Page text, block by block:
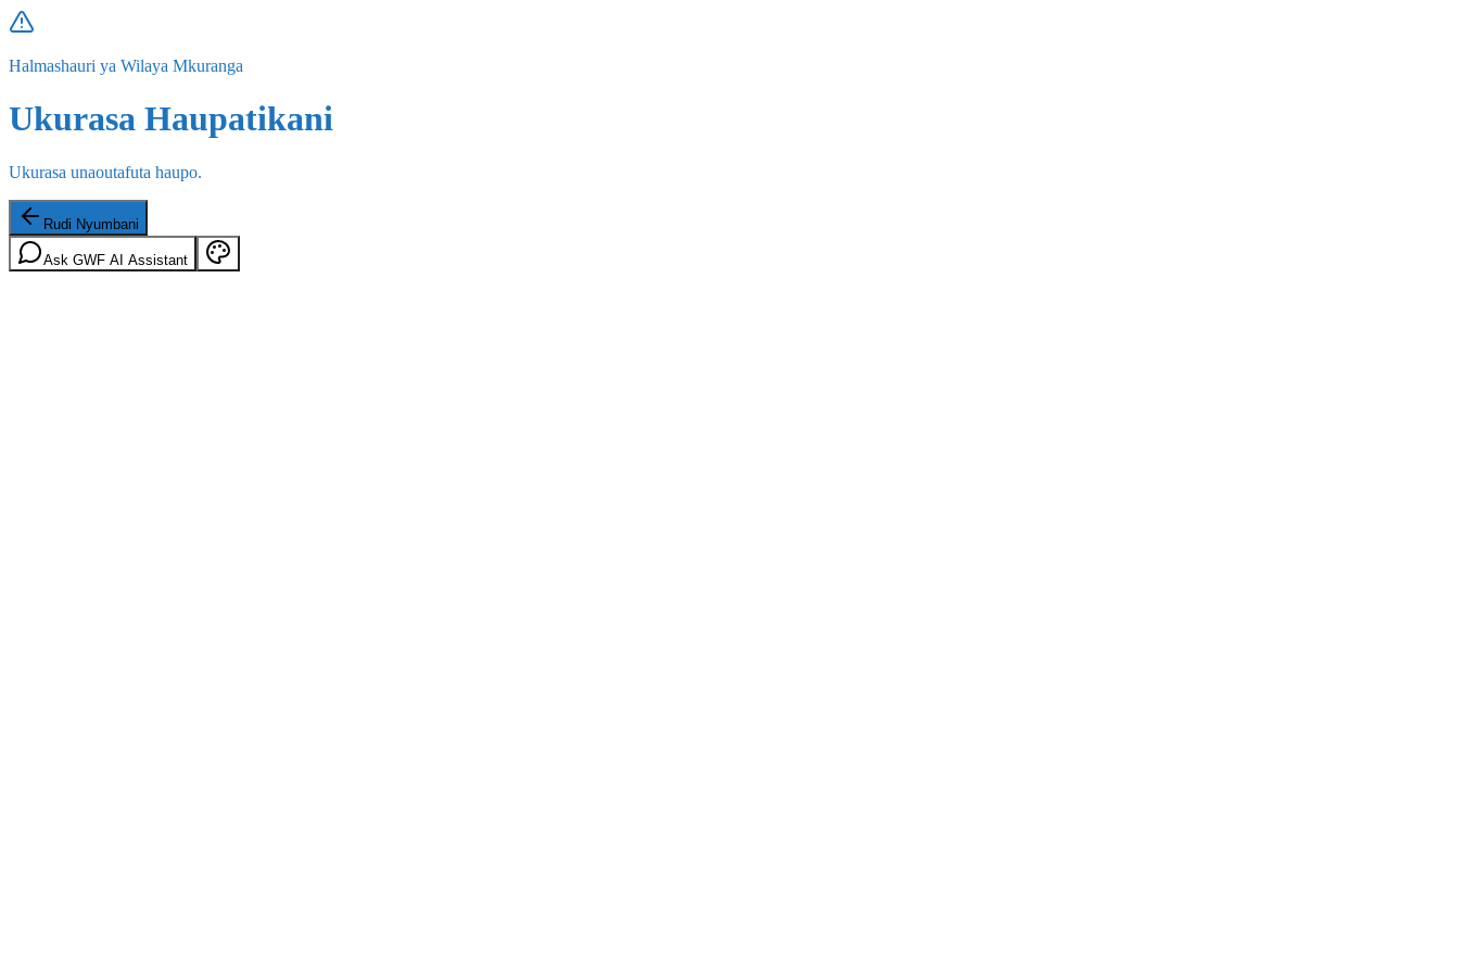
Halmashauri ya Wilaya Mkuranga
Ukurasa Haupatikani
Ukurasa unaoutafuta haupo.
Rudi Nyumbani
Ask GWF AI Assistant